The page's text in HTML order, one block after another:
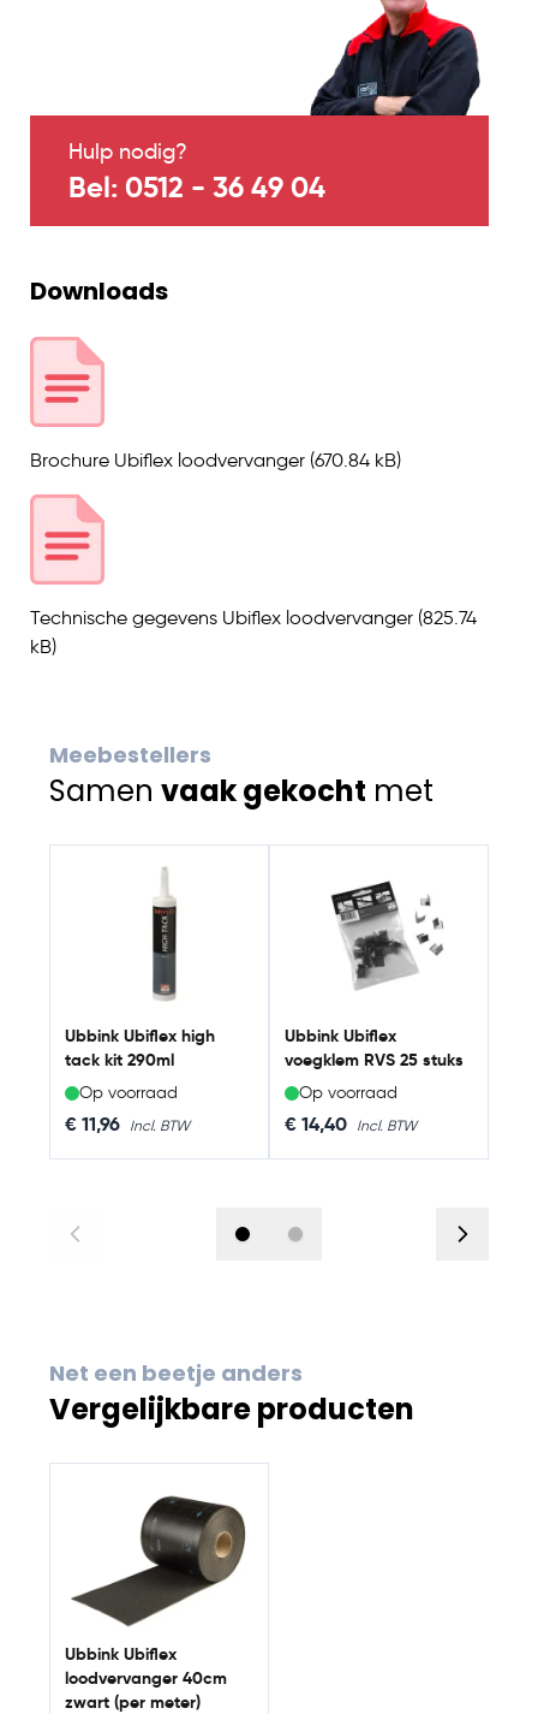
Bestel nu en ervaar het
gemak van een hoogwaardige loodvervanger
die voldoet aan de eisen van moderne
bouwpraktijken.
Hulp nodig?
Bel: 0512 - 36 49 04
Downloads
Brochure Ubiflex loodvervanger (670.84 kB)
Technische gegevens Ubiflex loodvervanger (825.74
kB)
Meebestellers
Samen vaak gekocht met
Navigating through the elements of the carousel is
Press to skip carousel
Press to go to carousel navigation
Ubbink Ubiflex high
tack kit 290ml
Op voorraad
€ 11,96
Ubbink Ubiflex
voegklem RVS 25 stuks
Op voorraad
€ 14,40
Net een beetje anders
Vergelijkbare producten
Navigating through the elements of the carousel is
Press to skip carousel
Ubbink Ubiflex
loodvervanger 40cm
zwart (per meter)